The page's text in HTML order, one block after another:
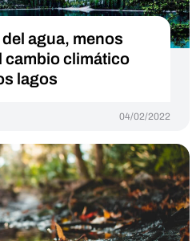
agua, menos
cambio climático
lagos
04/02/2022